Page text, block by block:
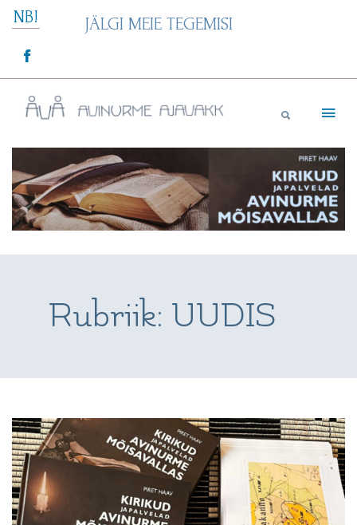
Skip
NB! JÄLGI MEIE TEGEMISI
Avinurme Ajavakk
Rubriik: UUDIS